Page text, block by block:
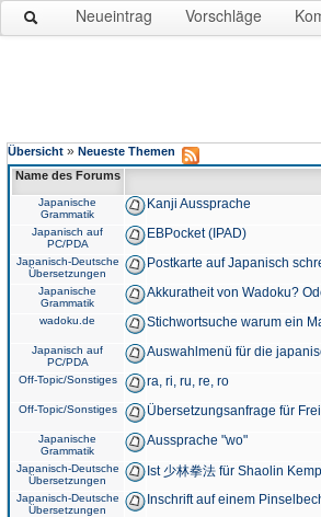
Neueintrag Vorschläge
Übersicht » Neueste Themen
Name des Forums
Japanische
Grammatik
Kanji Aussprache
Japanisch auf
PC/PDA
EBPocket (IPAD)
Japanisch-Deutsche
Übersetzungen
Postkarte auf Japanisch
Japanische
Grammatik
Akkuratheit von Wadoku?
wadoku.de Stichwortsuche warum ein
Japanisch auf
PC/PDA
Auswahlmenü für die
Off-Topic/Sonstiges ra, ri, ru, re, ro
Off-Topic/Sonstiges Übersetzungsanfrage für
Japanische
Grammatik
Aussprache "wo"
Japanisch-Deutsche
Übersetzungen
Ist 少林拳法 für Shaolin
Japanisch-Deutsche
Übersetzungen
Inschrift auf einem